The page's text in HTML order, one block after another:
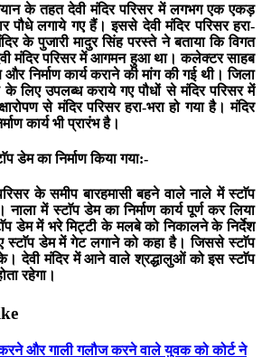
के तहत देवी मंदिर परिसर में लगभग एक एकड़
पौधे लगाये गए हैं। इससे देवी मंदिर परिसर हरा-
के पुजारी मादुर सिंह परस्ते ने बताया कि विगत
मंदिर परिसर में आगमन हुआ था। कलेक्टर साहब
और निर्माण कार्य कराने की मांग की गई थी। जिला
के लिए उपलब्ध कराये गए पौधों से मंदिर परिसर में
से मंदिर परिसर हरा-भरा हो गया है। मंदिर
कार्य भी प्रारंभ है।
डेम का निर्माण किया गया:-
के समीप बारहमासी बहने वाले नाले में स्टाॅप
में स्टाॅप डेम का निर्माण कार्य पूर्ण कर लिया
डेम में भरे मिट्टी के मलबे को निकालने के निर्देश
स्टाॅप डेम में गेट लगाने को कहा है। जिससे स्टाॅप
देवी मंदिर में आने वाले श्रद्धालुओं को इस स्टाॅप
रहेगा।
और गाली गलौज करने वाले युवक को कोर्ट ने